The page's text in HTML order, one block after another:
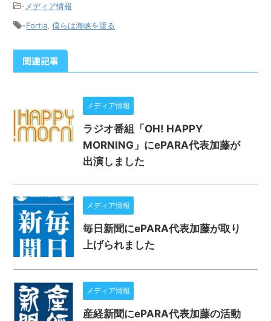
- メディア情報
-Fortia ,僕らは海峡を渡る
関連記事
メディア情報
ラジオ番組「OH! HAPPY
MORNING」にePARA代表加藤が
出演しました
メディア情報
毎日新聞にePARA代表加藤が取り
上げられました
メディア情報
産経新聞にePARA代表加藤の活動